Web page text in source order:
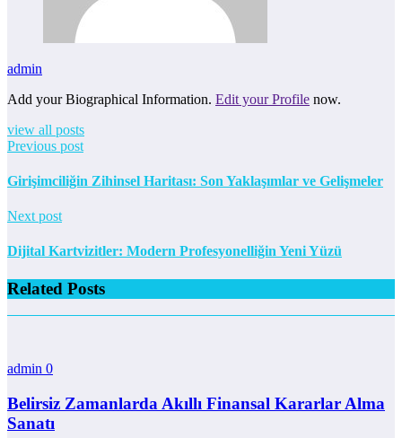
admin
Add your Biographical Information. Edit your Profile now.
view all posts
Previous post
Girişimciliğin Zihinsel Haritası: Son Yaklaşımlar ve Gelişmeler
Next post
Dijital Kartvizitler: Modern Profesyonelliğin Yeni Yüzü
Related Posts
admin 0
Belirsiz Zamanlarda Akıllı Finansal Kararlar Alma
Sanatı